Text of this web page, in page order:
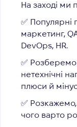
На заході ми
✅ Популярні
маркетинг,
DevOps, HR.
✅ Розберемо
нетехнічні
плюси й
✅ Розкажемо,
чого варто